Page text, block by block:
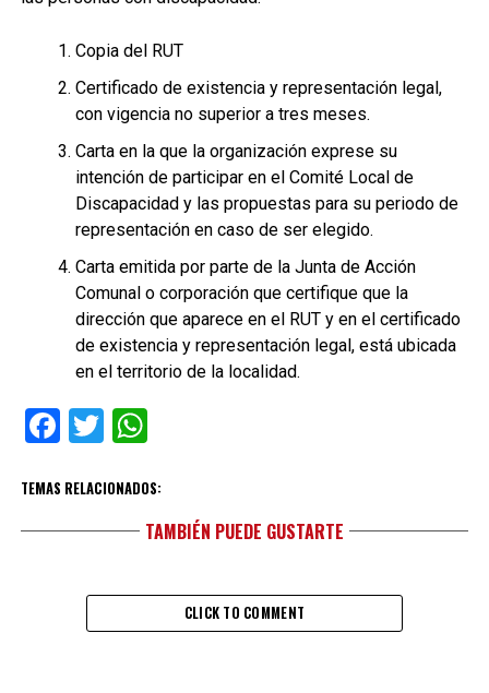
Copia del RUT
Certificado de existencia y representación legal,
con vigencia no superior a tres meses.
Carta en la que la organización exprese su
intención de participar en el Comité Local de
Discapacidad y las propuestas para su periodo de
representación en caso de ser elegido.
Carta emitida por parte de la Junta de Acción
Comunal o corporación que certifique que la
dirección que aparece en el RUT y en el certificado
de existencia y representación legal, está ubicada
en el territorio de la localidad.
Facebook
TwitterWhatsApp
TEMAS RELACIONADOS:
TAMBIÉN PUEDE GUSTARTE
CLICK TO COMMENT